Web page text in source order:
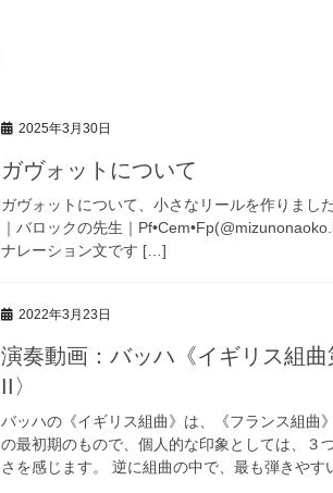
2025年3月30日
ガヴォットについて
ガヴォットについて、小さなリールを作りまし
｜バロックの先生｜
ナレーション文です […]
2022年3月23日
演奏動画：バッハ《イギリス組
II〉
バッハの《イギリス組曲》は、《フランス組曲
の最初期のもので、個人的な印象としては、３
さを感じます。 逆に組曲の中で、最も弾きや